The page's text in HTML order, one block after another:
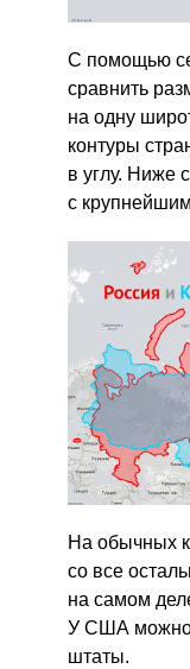
С помощью
сравнить
на одну
контуры
в углу. Ниже
с
На обычных
со все
на самом
У США
штаты.